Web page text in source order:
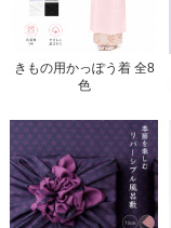
きもの用かっぽう着 全8
色